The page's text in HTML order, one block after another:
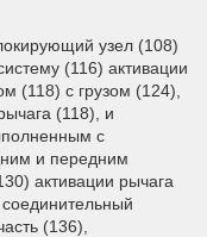
узел (108)
(116) активации
(118) с грузом (124),
(118), и
с
и передним
активации рычага
(136),